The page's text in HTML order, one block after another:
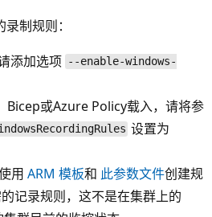
制规则：
添加选项 --enable-windows-
Bicep或Azure Policy载入，请将参
设置为
用 ARM 模板和 此参数文件创建规
记录规则，这不是在集群上的